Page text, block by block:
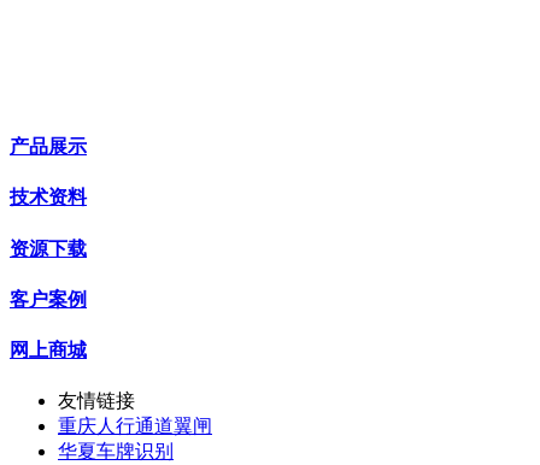
产品展示
技术资料
资源下载
客户案例
网上商城
友情链接
重庆人行通道翼闸
华夏车牌识别